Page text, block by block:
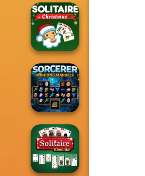
Mahjong at
Home -
Christmas Ed...
Solitaire Classic
Christmas
Sorcerer
Mahjong Marvels